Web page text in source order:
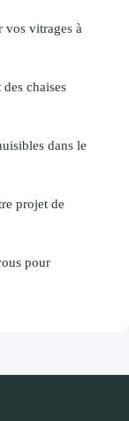
vos vitrages à
chaises
dans le
projet de
pour